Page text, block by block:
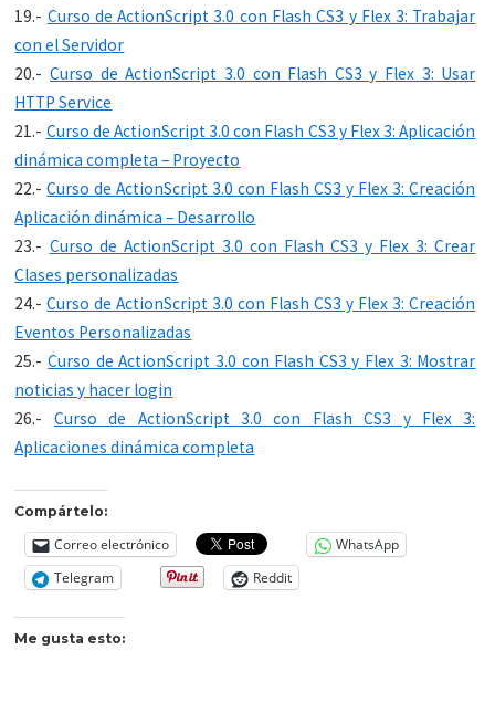
19.- Curso de ActionScript 3.0 con Flash CS3 y Flex 3: Trabajar
con el Servidor
20.-Curso de ActionScript 3.0 con Flash CS3 y Flex 3: Usar
HTTP Service
21.- Curso de ActionScript 3.0 con Flash CS3 y Flex 3: Aplicación
dinámica completa – Proyecto
22.-Curso de ActionScript 3.0 con Flash CS3 y Flex 3: Creación
Aplicación dinámica – Desarrollo
23.- Curso de ActionScript 3.0 con Flash CS3 y Flex 3: Crear
Clases personalizadas
24.-Curso de ActionScript 3.0 con Flash CS3 y Flex 3: Creación
Eventos Personalizadas
25.-Curso de ActionScript 3.0 con Flash CS3 y Flex 3: Mostrar
noticias y hacer login
26.- Curso de ActionScript 3.0 con Flash CS3 y Flex 3:
Aplicaciones dinámica completa
Compártelo:
Correo electrónico
WhatsApp
Telegram
Reddit
Me gusta esto: